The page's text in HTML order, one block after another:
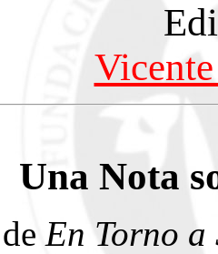
Una Nota
En Torno a